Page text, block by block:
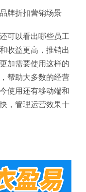
可以看出哪些员工
收益更高，推销出
加需要使用这样的
帮助大多数的经营
使用还有移动端和
，管理运营效果十